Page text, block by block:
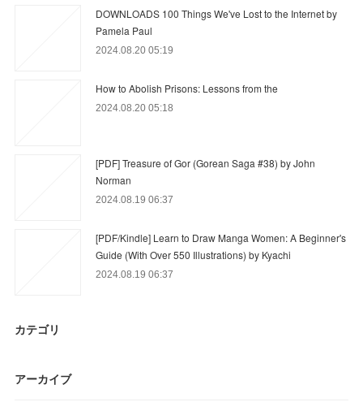
DOWNLOADS 100 Things We've Lost to the Internet by
Pamela Paul
2024.08.20 05:19
How to Abolish Prisons: Lessons from the
2024.08.20 05:18
[PDF] Treasure of Gor (Gorean Saga #38) by John
Norman
2024.08.19 06:37
[PDF/Kindle] Learn to Draw Manga Women: A Beginner's
Guide (With Over 550 Illustrations) by Kyachi
2024.08.19 06:37
カテゴリ
アーカイブ